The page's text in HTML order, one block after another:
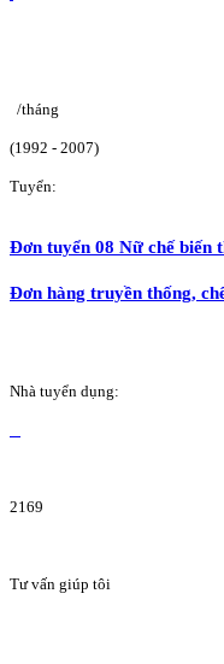
/tháng
(1992 - 2007)
Tuyển:
Đơn tuyển 08 Nữ chế biến
Đơn hàng truyền thống,
Nhà tuyển dụng:
2169
Tư vấn giúp tôi